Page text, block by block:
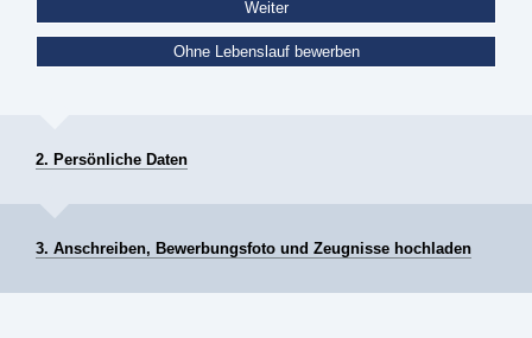
2. Persönliche Daten
3. Anschreiben, Bewerbungsfoto und Zeugnisse hochladen